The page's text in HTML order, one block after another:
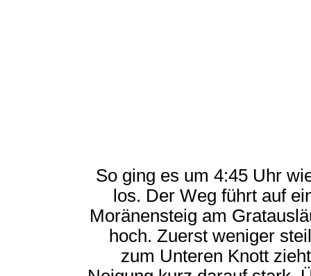
So ging es um 4:45 Uhr
los. Der Weg führt auf
Moränensteig am
hoch. Zuerst weniger
zum Unteren Knott